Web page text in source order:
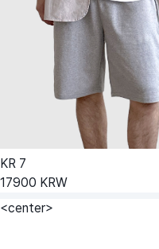
KR 7
17900 KRW
<center>